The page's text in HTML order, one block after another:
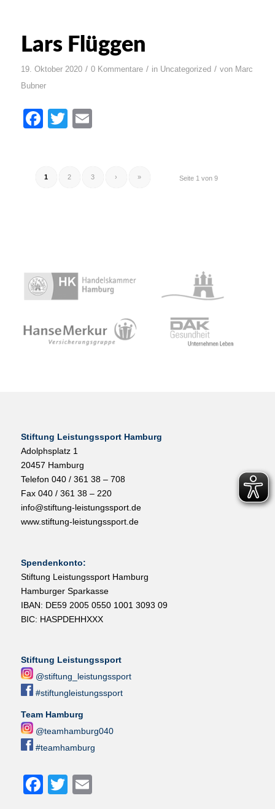
Lars Flüggen
19. Oktober 2020 / 0 Kommentare / in Uncategorized / von Marc
Bubner
Facebook
Twitter
Seite 1 von 9
1 2 3 › »
Stiftung Leistungssport Hamburg
Adolphsplatz 1
20457 Hamburg
Telefon 040 / 361 38 – 708
Fax 040 / 361 38 – 220
info@stiftung-leistungssport.de
www.stiftung-leistungssport.de
Spendenkonto:
Stiftung Leistungssport Hamburg
Hamburger Sparkasse
IBAN: DE59 2005 0550 1001 3093 09
BIC: HASPDEHHXXX
Stiftung Leistungssport
@stiftung_leistungssport
#stiftungleistungssport
Team Hamburg
@teamhamburg040
#teamhamburg
Facebook
Twitter